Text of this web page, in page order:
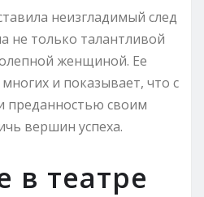
неизгладимый след
не только талантливой
женщиной. Ее
и показывает, что с
преданностью своим
вершин успеха.
в театре